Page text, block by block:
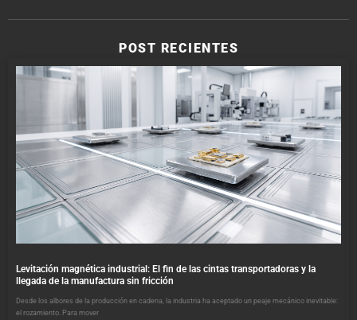
POST RECIENTES
Levitación magnética industrial: El fin de las cintas transportadoras y la
llegada de la manufactura sin fricción
Desde los albores de la producción en cadena, la industria ha aceptado un peaje mecánico inevitable:
el rozamiento. Para mover